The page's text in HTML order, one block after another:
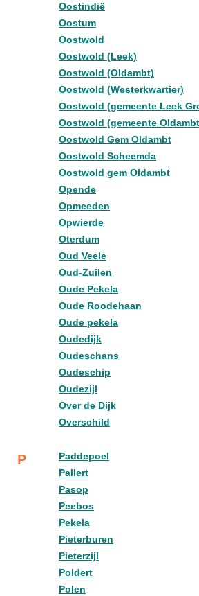
Oostindië
Oostum
Oostwold
Oostwold (Leek)
Oostwold (Oldambt)
Oostwold (Westerkwartier)
Oostwold (gemeente Leek
Oostwold (gemeente
Oostwold Gem Oldambt
Oostwold Scheemda
Oostwold gem Oldambt
Opende
Opmeeden
Opwierde
Oterdum
Oud Veele
Oud-Zuilen
Oude Pekela
Oude Roodehaan
Oude pekela
Oudedijk
Oudeschans
Oudeschip
Oudezijl
Over de Dijk
Overschild
P
Paddepoel
Pallert
Pasop
Peebos
Pekela
Pieterburen
Pieterzijl
Poldert
Polen